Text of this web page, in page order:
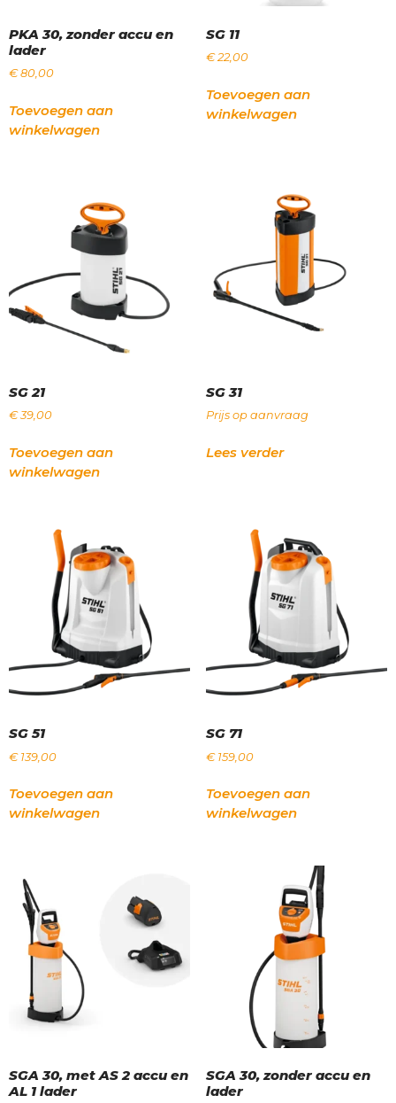
PKA 30, zonder accu en
lader
€80,00
Toevoegen aan
winkelwagen
SG 11
€22,00
Toevoegen aan
winkelwagen
SG 21
€39,00
Toevoegen aan
winkelwagen
SG 31
Prijs op aanvraag
Lees verder
SG 51
€139,00
Toevoegen aan
winkelwagen
SG 71
€159,00
Toevoegen aan
winkelwagen
SGA 30, met AS 2 accu en
AL 1 lader
SGA 30, zonder accu en
lader